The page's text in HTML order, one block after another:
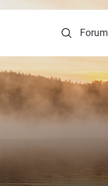
Forum